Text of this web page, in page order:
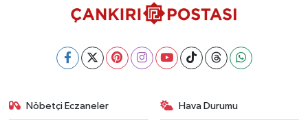
Nöbetçi Eczaneler Hava Durumu